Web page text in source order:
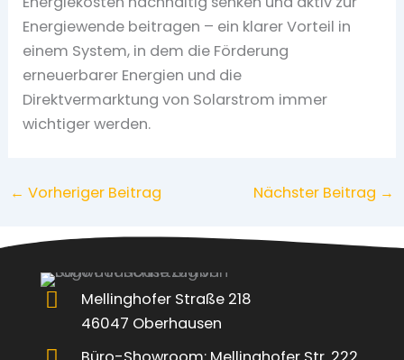
Energiewende beitragen – ein klarer Vorteil in
einem System, in dem die Förderung
erneuerbarer Energien und die
Direktvermarktung von Solarstrom immer
wichtiger werden.
← Vorheriger Beitrag Nächster Beitrag →
Mellinghofer Straße 218
46047 Oberhausen